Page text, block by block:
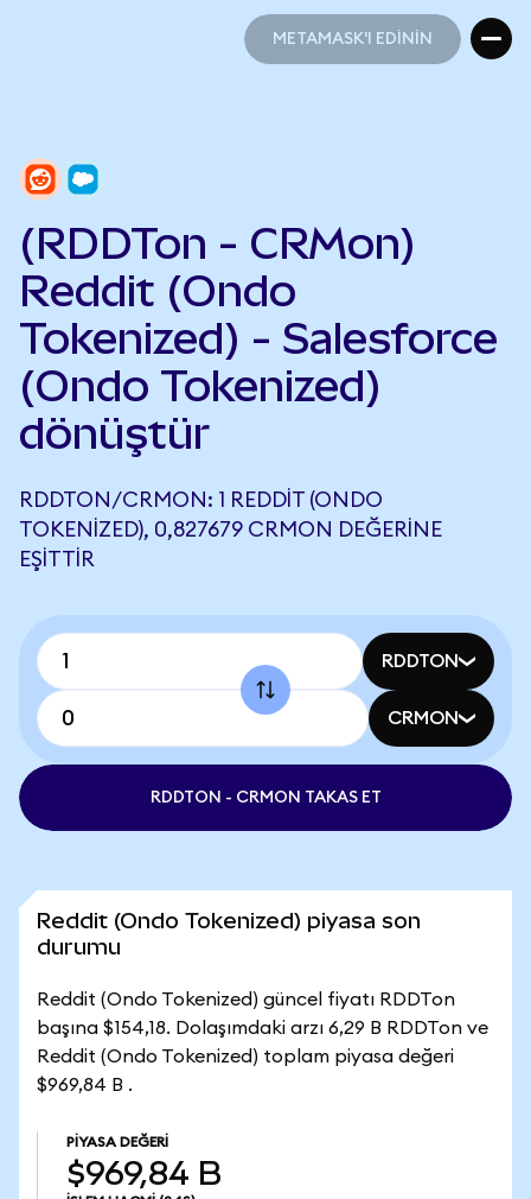
METAMASK'I EDİNİN
(RDDTon - CRMon)
Reddit (Ondo
Tokenized) - Salesforce
(Ondo Tokenized)
dönüştür
RDDTON/CRMON: 1 REDDIT (ONDO
TOKENIZED), 0,827679 CRMON DEĞERINE
EŞITTIR
RDDTON
CRMON
RDDTON - CRMON TAKAS ET
Reddit (Ondo Tokenized) piyasa son
durumu
Reddit (Ondo Tokenized) güncel fiyatı RDDTon
başına $154,18. Dolaşımdaki arzı 6,29 B RDDTon ve
Reddit (Ondo Tokenized) toplam piyasa değeri
$969,84 B .
PIYASA DEĞERI
$969,84 B